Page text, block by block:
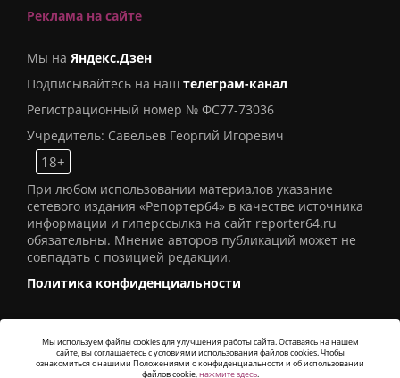
Реклама на сайте
Мы на Яндекс.Дзен
Подписывайтесь на наш телеграм-канал
Регистрационный номер № ФС77-73036
Учредитель: Савельев Георгий Игоревич
18+
При любом использовании материалов указание
сетевого издания «Репортер64» в качестве источника
информации и гиперссылка на сайт reporter64.ru
обязательны. Мнение авторов публикаций может не
совпадать с позицией редакции.
Политика конфиденциальности
© 2016СИ «Репортер64». Все права защищены -
Мы используем файлы cookies для улучшения работы сайта. Оставаясь на нашем
сайте, вы соглашаетесь с условиями использования файлов cookies. Чтобы
ознакомиться с нашими Положениями о конфиденциальности и об использовании
файлов cookie,нажмите здесь.